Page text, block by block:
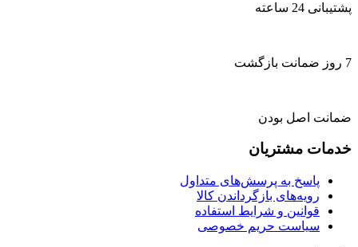
پشتیبانی 24 ساعته
7 روز ضمانت بازگشت
ضمانت اصل بودن
خدمات مشتریان
پاسخ به پرسش‌های متداول
رویه‌های بازگرداندن کالا
قوانین و شرایط استفاده
سیاست حریم خصوصی